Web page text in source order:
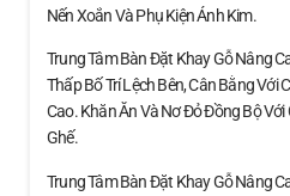
Nến Xoắn Và Phụ Kiện Ánh Kim.
Trung Tâm Bàn Đặt Khay Gỗ Nâng
Thấp Bố Trí Lệch Bên, Cân Bằng Với
Cao. Khăn Ăn Và Nơ Đỏ Đồng Bộ Với
Ghế.
Trung Tâm Bàn Đặt Khay Gỗ Nâng